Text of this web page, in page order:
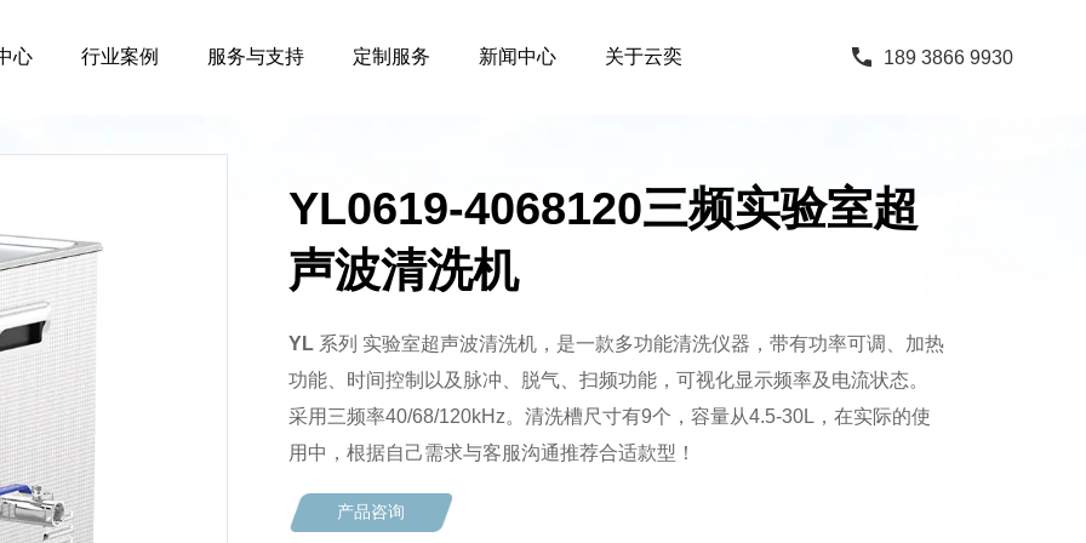
心 行业案例 服务与支持 定制服务 新闻中心 关于云奕 189 3866 9930
YL0619-4068120三频实验室超
声波清洗机
YL 系列 实验室超声波清洗机，是一款多功能清洗仪器，带有功率可调、加热
功能、时间控制以及脉冲、脱气、扫频功能，可视化显示频率及电流状态。
采用三频率40/68/120kHz。清洗槽尺寸有9个，容量从4.5-30L，在实际的使
用中，根据自己需求与客服沟通推荐合适款型！
产品咨询